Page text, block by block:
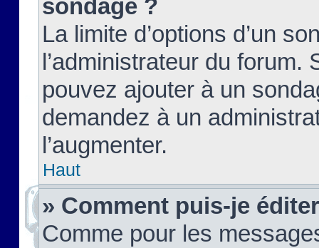
sondage ?
La limite d’options d’un
l’administrateur du forum.
pouvez ajouter à un
demandez à un
l’augmenter.
Haut
» Comment puis-je
Comme pour les